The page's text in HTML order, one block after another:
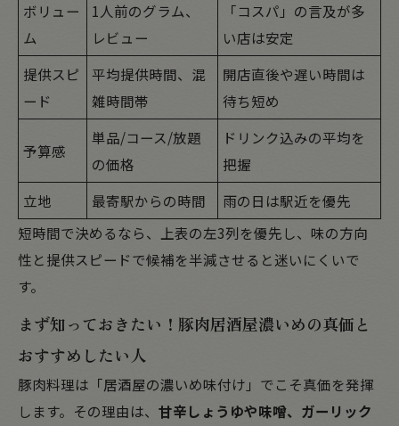
ボリュー
ム
1人前のグラム、
レビュー
「コスパ」の言及が多
い店は安定
提供スピ
ード
平均提供時間、混
雑時間帯
開店直後や遅い時間は
待ち短め
予算感
単品/コース/放題
の価格
ドリンク込みの平均を
把握
立地
最寄駅からの時間
雨の日は駅近を優先
短時間で決めるなら、上表の左3列を優先し、味の方向
性と提供スピードで候補を半減させると迷いにくいで
す。
まず知っておきたい！豚肉居酒屋濃いめの真価と
おすすめしたい人
豚肉料理は「居酒屋の濃いめ味付け」でこそ真価を発揮
します。その理由は、 甘辛しょうゆや味噌、ガーリック